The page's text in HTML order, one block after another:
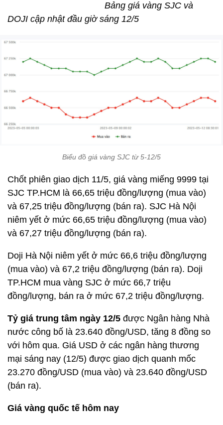
Bảng giá vàng SJC và
DOJI cập nhật đầu giờ sáng 12/5
Biểu đồ giá vàng SJC từ 5-12/5
Chốt phiên giao dịch 11/5, giá vàng miếng 9999 tại
SJC TP.HCM là 66,65 triệu đồng/lượng (mua vào)
và 67,25 triệu đồng/lượng (bán ra). SJC Hà Nội
niêm yết ở mức 66,65 triệu đồng/lượng (mua vào)
và 67,27 triệu đồng/lượng (bán ra).
Doji Hà Nội niêm yết ở mức 66,6 triệu đồng/lượng
(mua vào) và 67,2 triệu đồng/lượng (bán ra). Doji
TP.HCM mua vàng SJC ở mức 66,7 triệu
đồng/lượng, bán ra ở mức 67,2 triệu đồng/lượng.
Tỷ giá trung tâm ngày 12/5 được Ngân hàng Nhà
nước công bố là 23.640 đồng/USD, tăng 8 đồng so
với hôm qua. Giá USD ở các ngân hàng thương
mại sáng nay (12/5) được giao dịch quanh mốc
23.270 đồng/USD (mua vào) và 23.640 đồng/USD
(bán ra).
Giá vàng quốc tế hôm nay